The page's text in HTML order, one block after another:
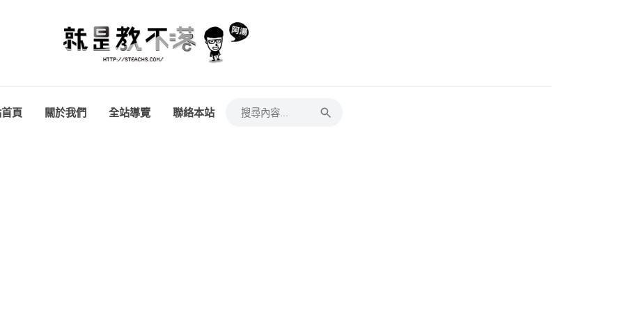
頁 關於我們 全站導覽 聯絡本站